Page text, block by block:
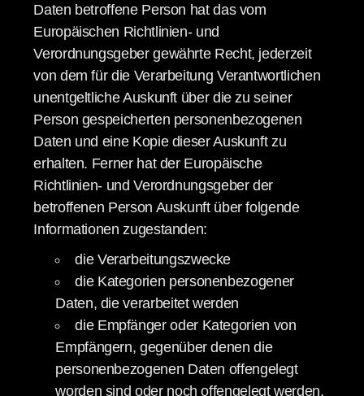
Daten betroffene Person hat das vom
Europäischen Richtlinien- und
Verordnungsgeber gewährte Recht, jederzeit
von dem für die Verarbeitung Verantwortlichen
unentgeltliche Auskunft über die zu seiner
Person gespeicherten personenbezogenen
Daten und eine Kopie dieser Auskunft zu
erhalten. Ferner hat der Europäische
Richtlinien- und Verordnungsgeber der
betroffenen Person Auskunft über folgende
Informationen zugestanden:
die Verarbeitungszwecke
die Kategorien personenbezogener
Daten, die verarbeitet werden
die Empfänger oder Kategorien von
Empfängern, gegenüber denen die
personenbezogenen Daten offengelegt
worden sind oder noch offengelegt werden,